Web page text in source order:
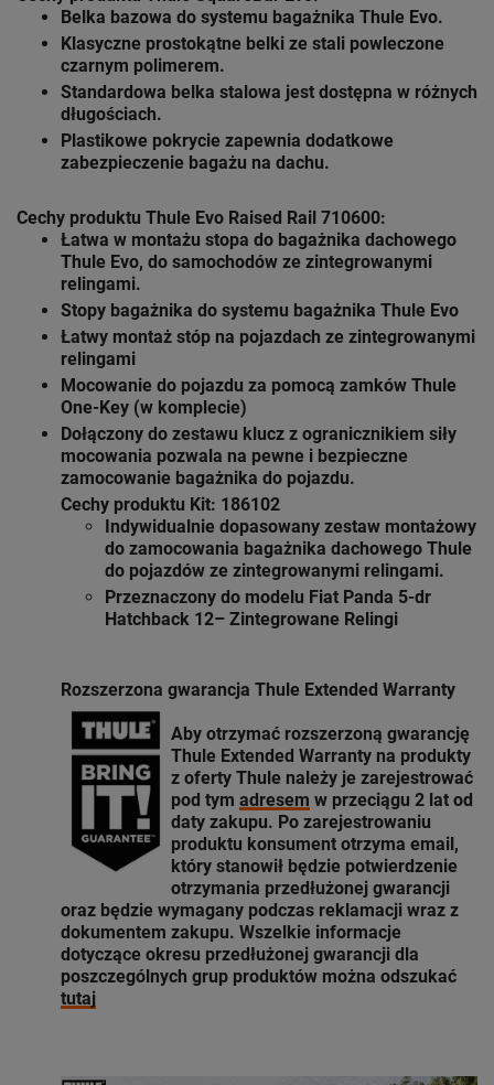
Belka bazowa do systemu bagażnika Thule Evo.
Klasyczne prostokątne belki ze stali powleczone
czarnym polimerem.
Standardowa belka stalowa jest dostępna w różnych
długościach.
Plastikowe pokrycie zapewnia dodatkowe
zabezpieczenie bagażu na dachu.
Cechy produktu Thule Evo Raised Rail 710600:
Łatwa w montażu stopa do bagażnika dachowego
Thule Evo, do samochodów ze zintegrowanymi
relingami.
Stopy bagażnika do systemu bagażnika Thule Evo
Łatwy montaż stóp na pojazdach ze zintegrowanymi
relingami
Mocowanie do pojazdu za pomocą zamków Thule
One-Key (w komplecie)
Dołączony do zestawu klucz z ogranicznikiem siły
mocowania pozwala na pewne i bezpieczne
zamocowanie bagażnika do pojazdu.
Cechy produktu Kit: 186102
Indywidualnie dopasowany zestaw montażowy
do zamocowania bagażnika dachowego Thule
do pojazdów ze zintegrowanymi relingami.
Przeznaczony do modelu Fiat Panda 5-dr
Hatchback 12– Zintegrowane Relingi
Rozszerzona gwarancja Thule Extended Warranty
Aby otrzymać rozszerzoną gwarancję
Thule Extended Warranty na produkty
z oferty Thule należy je zarejestrować
pod tym adresem w przeciągu 2 lat od
daty zakupu. Po zarejestrowaniu
produktu konsument otrzyma email,
który stanowił będzie potwierdzenie
otrzymania przedłużonej gwarancji
oraz będzie wymagany podczas reklamacji wraz z
dokumentem zakupu. Wszelkie informacje
dotyczące okresu przedłużonej gwarancji dla
poszczególnych grup produktów można odszukać
tutaj